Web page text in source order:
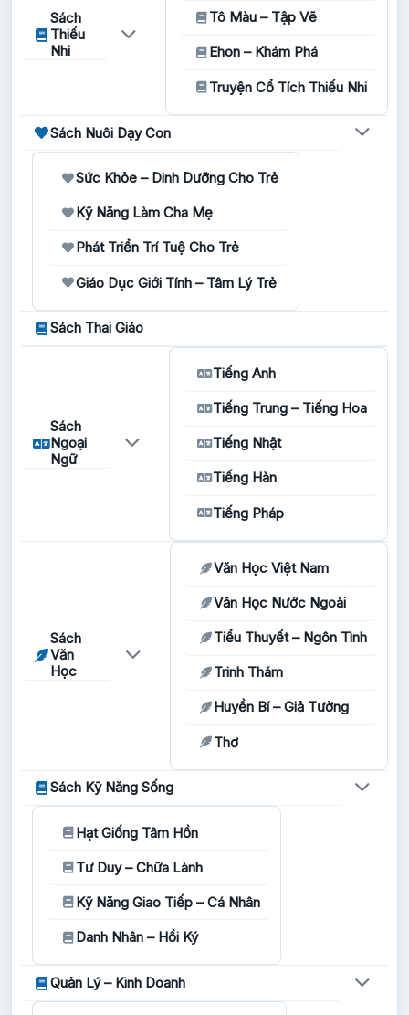
Sách
Thiếu
Nhi
Tô Màu – Tập Vẽ
Ehon – Khám Phá
Truyện Cổ Tích Thiếu Nhi
Sách Nuôi Dạy Con
Sức Khỏe – Dinh Dưỡng Cho Trẻ
Kỹ Năng Làm Cha Mẹ
Phát Triển Trí Tuệ Cho Trẻ
Giáo Dục Giới Tính – Tâm Lý Trẻ
Sách Thai Giáo
Sách
Ngoại
Ngữ
Tiếng Anh
Tiếng Trung – Tiếng Hoa
Tiếng Nhật
Tiếng Hàn
Tiếng Pháp
Sách
Văn
Học
Văn Học Việt Nam
Văn Học Nước Ngoài
Tiểu Thuyết – Ngôn Tình
Trinh Thám
Huyền Bí – Giả Tưởng
Thơ
Sách Kỹ Năng Sống
Hạt Giống Tâm Hồn
Tư Duy – Chữa Lành
Kỹ Năng Giao Tiếp – Cá Nhân
Danh Nhân – Hồi Ký
Quản Lý – Kinh Doanh